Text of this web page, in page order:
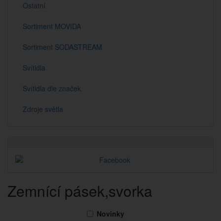
Ostatní
Sortiment MOVIDA
Sortiment SODASTREAM
Svítidla
Svítidla dle značek
Zdroje světla
Zemnící pásek,svorka
Novinky